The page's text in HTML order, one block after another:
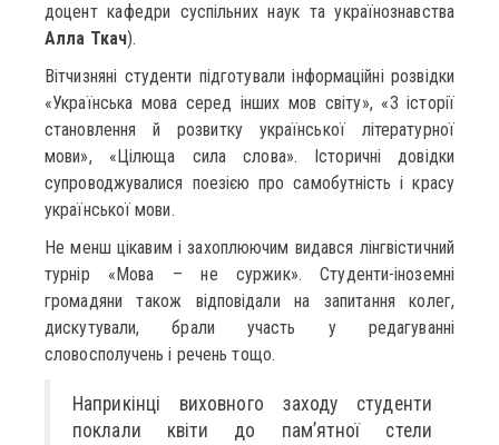
доцент кафедри суспільних наук та українознавства
Алла Ткач).
Вітчизняні студенти підготували інформаційні розвідки
«Українська мова серед інших мов світу», «З історії
становлення й розвитку української літературної
мови», «Цілюща сила слова». Історичні довідки
супроводжувалися поезією про самобутність і красу
української мови.
Не менш цікавим і захоплюючим видався лінгвістичний
турнір «Мова – не суржик». Студенти-іноземні
громадяни також відповідали на запитання колег,
дискутували, брали участь у редагуванні
словосполучень і речень тощо.
Наприкінці виховного заходу студенти
поклали квіти до пам’ятної стели